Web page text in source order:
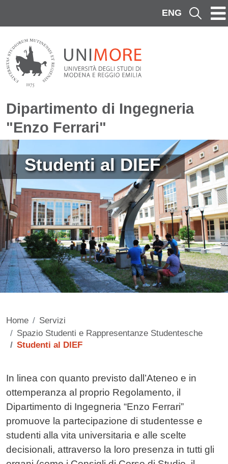
ENG Cerca
Dipartimento di Ingegneria
"Enzo Ferrari"
Immagine
Studenti al DIEF
Home
Servizi
Spazio Studenti e Rappresentanze Studentesche
Studenti al DIEF
Contenuto
In linea con quanto previsto dall’Ateneo e in
ottemperanza al proprio Regolamento, il
Dipartimento di Ingegneria “Enzo Ferrari”
promuove la partecipazione di studentesse e
studenti alla vita universitaria e alle scelte
decisionali, attraverso la loro presenza in tutti gli